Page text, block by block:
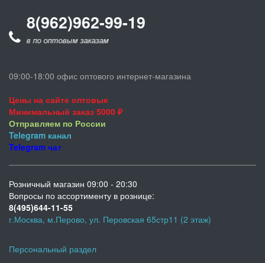
8(962)962-99-19
по оптовым заказам
09:00-18:00 офис оптового интернет-магазина
Цены на сайте оптовые
Минимальный заказ 5000 ₽
Отправляем по России
Telegram канал
Telegram чат
Розничный магазин 09:00 - 20:30
Вопросы по ассортименту в рознице:
8(495)644-11-55
г.Москва, м.Перово, ул. Перовская 65стр11 (2 этаж)
Персональный раздел